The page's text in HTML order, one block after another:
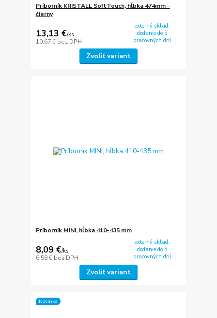
Príborník KRISTALL SoftTouch, hĺbka 474mm -
čierny
13,13 €/ks
10,67 € bez DPH
externý sklad,
dodanie do 5
pracovných dní
Zvoliť variant
Príborník MINI, hĺbka 410-435 mm
8,09 €/ks
6,58 € bez DPH
externý sklad,
dodanie do 5
pracovných dní
Zvoliť variant
Novinka